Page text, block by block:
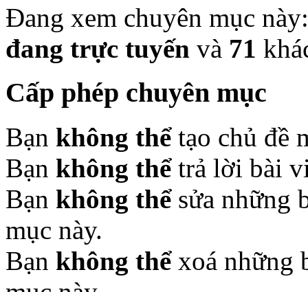
Đang xem chuyên mục
đang trực tuyến và 71
Cấp phép chuyên mục
Bạn không thểtạo chủ đề
Bạn không thểtrả lời bài
Bạn không thểsửa những
mục này.
Bạn không thểxoá những